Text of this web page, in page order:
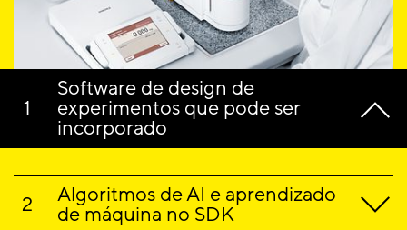
Software de design de
experimentos que pode ser
incorporado
Algoritmos de AI e aprendizado
de máquina no SDK